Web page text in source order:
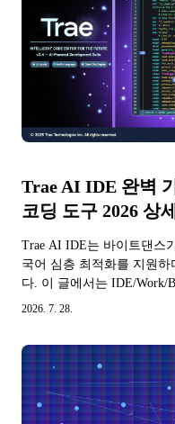
Trae AI IDE 완벽
코딩 도구 2026 상
Trae AI IDE는 바이트댄스
국어 심층 최적화를 지원하
다. 이 글에서는 IDE/Work/
측 메커니즘, 무료 크레딧
2026. 7. 28.